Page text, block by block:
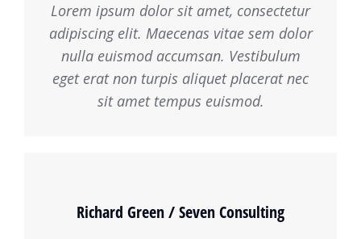
Lorem ipsum dolor sit amet, consectetur
adipiscing elit. Maecenas vitae sem dolor
nulla euismod accumsan. Vestibulum
eget erat non turpis aliquet placerat nec
sit amet tempus euismod.
Richard Green / Seven Consulting